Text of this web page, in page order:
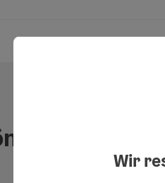
dich
Wir